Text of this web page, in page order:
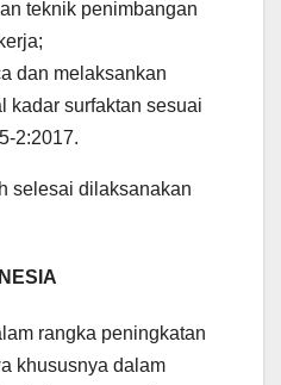
teknik penimbangan
dan melaksankan
kadar surfaktan sesuai
2:2017.
selesai dilaksanakan
rangka peningkatan
khususnya dalam